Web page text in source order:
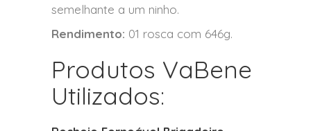
semelhante a um ninho.
Rendimento: 01 rosca com 646g.
Produtos VaBene
Utilizados: